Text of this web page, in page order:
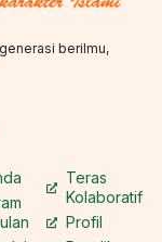
berilmu,
Teras
Kolaboratif
Profil